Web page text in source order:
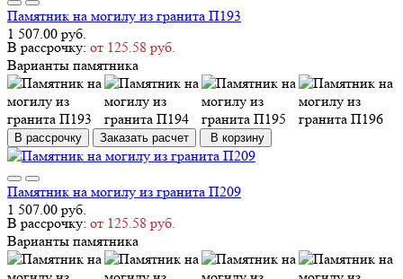
Памятник на могилу из гранита П193
1 507.00 руб.
В рассрочку: от 125.58 руб.
Варианты памятника
В рассрочку Заказать расчет В корзину
Памятник на могилу из гранита П209
1 507.00 руб.
В рассрочку: от 125.58 руб.
Варианты памятника